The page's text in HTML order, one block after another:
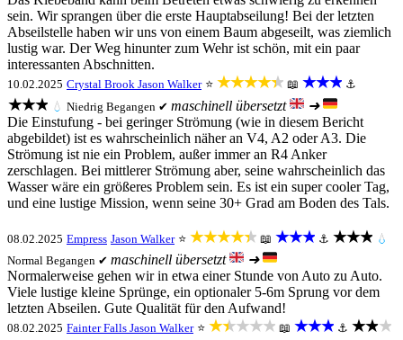
sein. Wir sprangen über die erste Hauptabseilung! Bei der letzten
Abseilstelle haben wir uns von einem Baum abgeseilt, was ziemlich
lustig war. Der Weg hinunter zum Wehr ist schön, mit ein paar
interessanten Abschnitten.
10.02.2025 Crystal Brook Jason Walker ⭐ ★★★★★ 📖 ★★★ ⚓
★★★ 💧 Niedrig Begangen ✔ maschinell übersetzt
➜
Die Einstufung - bei geringer Strömung (wie in diesem Bericht
abgebildet) ist es wahrscheinlich näher an V4, A2 oder A3. Die
Strömung ist nie ein Problem, außer immer an R4 Anker
zerschlagen. Bei mittlerer Strömung aber, seine wahrscheinlich das
Wasser wäre ein größeres Problem sein. Es ist ein super cooler Tag,
und eine lustige Mission, wenn seine 30+ Grad am Boden des Tals.
08.02.2025 Empress Jason Walker ⭐ ★★★★★ 📖 ★★★ ⚓ ★★★ 💧
Normal Begangen ✔ maschinell übersetzt
➜
Normalerweise gehen wir in etwa einer Stunde von Auto zu Auto.
Viele lustige kleine Sprünge, ein optionaler 5-6m Sprung vor dem
letzten Abseilen. Gute Qualität für den Aufwand!
08.02.2025 Fainter Falls Jason Walker ⭐ ★★★★★ 📖 ★★★ ⚓ ★★★